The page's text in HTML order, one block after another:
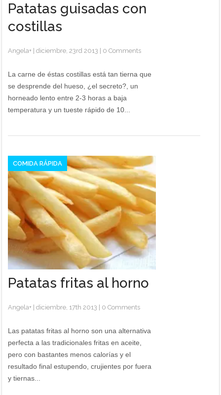
Patatas guisadas con
costillas
Angela+ |diciembre, 23rd 2013 0 Comments
La carne de éstas costillas está tan tierna que
se desprende del hueso, ¿el secreto?, un
horneado lento entre 2-3 horas a baja
temperatura y un tueste rápido de 10...
COMIDA RÁPIDA
Patatas fritas al horno
Angela+ |diciembre, 17th 2013 0 Comments
Las patatas fritas al horno son una alternativa
perfecta a las tradicionales fritas en aceite,
pero con bastantes menos calorías y el
resultado final estupendo, crujientes por fuera
y tiernas...